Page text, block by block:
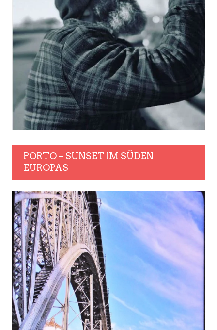
PORTO – SUNSET IM SÜDEN
EUROPAS